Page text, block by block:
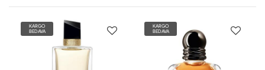
KARGO
BEDAVA
KARGO
BEDAVA